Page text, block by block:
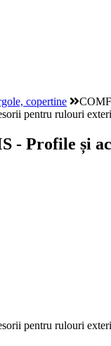
copertine
- Profile și